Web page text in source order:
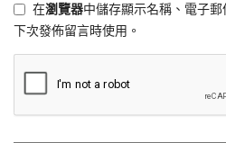
在瀏覽器中儲存顯示名稱、電子
下次發佈留言時使用。